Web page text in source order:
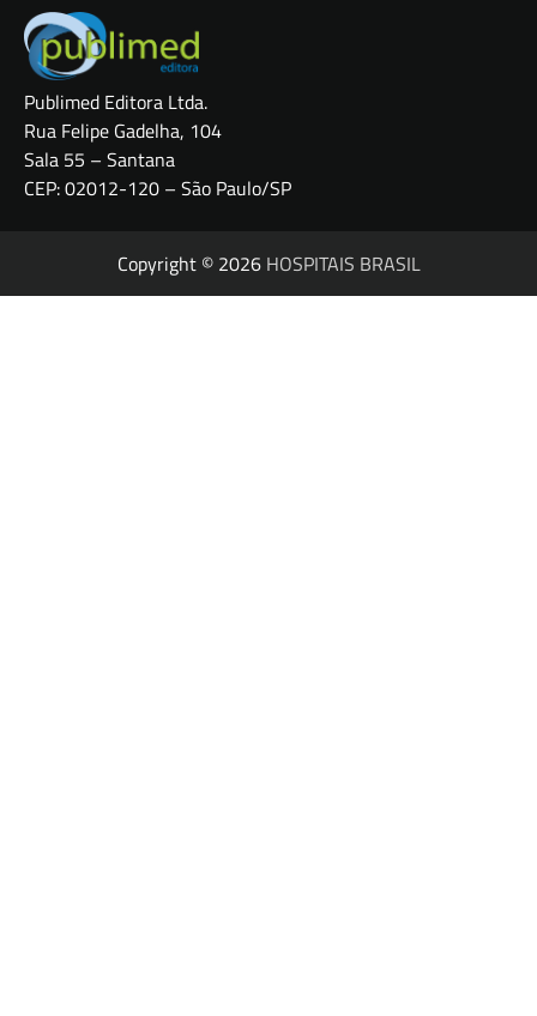
Publimed Editora Ltda.
Rua Felipe Gadelha, 104
Sala 55 – Santana
CEP: 02012-120 – São Paulo/SP
Copyright © 2026 HOSPITAIS BRASIL